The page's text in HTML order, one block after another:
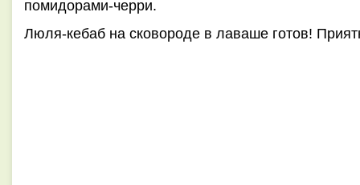
помидорами-черри.
Люля-кебаб на сковороде в лаваше готов!